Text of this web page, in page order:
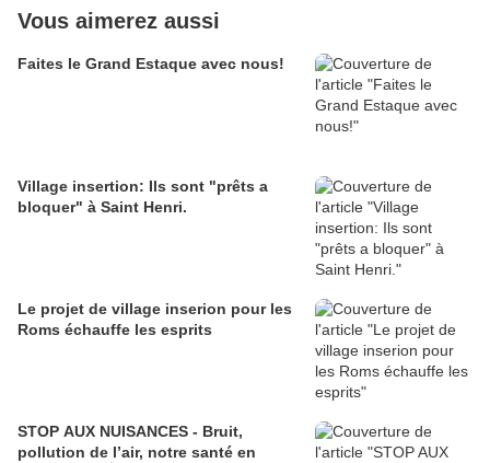
Vous aimerez aussi
Faites le Grand Estaque avec nous!
Village insertion: Ils sont "prêts a
bloquer" à Saint Henri.
Le projet de village inserion pour les
Roms échauffe les esprits
STOP AUX NUISANCES - Bruit,
pollution de l’air, notre santé en